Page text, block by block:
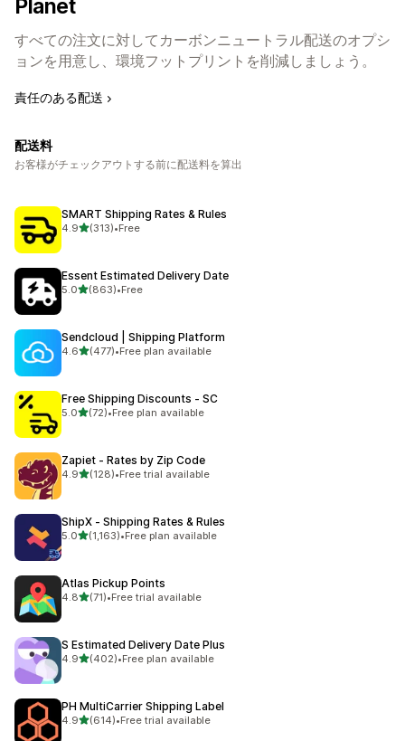
Planet
すべての注文に対してカーボンニュートラル配送のオプシ
ョンを用意し、環境フットプリントを削減しましょう。
責任のある配送
配送料
お客様がチェックアウトする前に配送料を算出
SMART Shipping Rates & Rules
4.95つ星中
(313)
合計レビュー数：313件
•Free
Essent Estimated Delivery Date
5.05つ星中
(863)
合計レビュー数：863件
•Free
Sendcloud | Shipping Platform
4.65つ星中
(477)
合計レビュー数：477件
•Free plan available
Free Shipping Discounts ‑ SC
5.05つ星中
(72)
合計レビュー数：72件
•Free plan available
Zapiet ‑ Rates by Zip Code
4.95つ星中
(128)
合計レビュー数：128件
•Free trial available
ShipX ‑ Shipping Rates & Rules
5.05つ星中
(1,163)
合計レビュー数：1163件
•Free plan available
Atlas Pickup Points
4.85つ星中
(71)
合計レビュー数：71件
•Free trial available
S Estimated Delivery Date Plus
4.95つ星中
(402)
合計レビュー数：402件
•Free plan available
PH MultiCarrier Shipping Label
4.95つ星中
(614)
合計レビュー数：614件
•Free trial available